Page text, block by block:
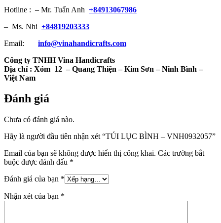
Hotline : – Mr. Tuấn Anh +84913067986
– Ms. Nhi +84819203333
Email: info@vinahandicrafts.com
Công ty TNHH Vina Handicrafts
Địa chỉ : Xóm 12 – Quang Thiện – Kim Sơn – Ninh Bình –
Việt Nam
Đánh giá
Chưa có đánh giá nào.
Hãy là người đầu tiên nhận xét “TÚI LỤC BÌNH – VNH0932057”
Email của bạn sẽ không được hiển thị công khai. Các trường bắt
buộc được đánh dấu *
Đánh giá của bạn *
Nhận xét của bạn *